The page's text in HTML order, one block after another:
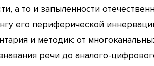
а то и запыленности
его периферической
и методик: от
речи до аналого-